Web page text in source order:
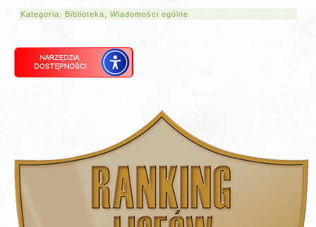
Kategoria: Biblioteka ,Wiadomości ogólne